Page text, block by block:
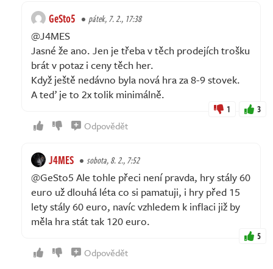
GeSto5 pátek, 7. 2., 17:38
@J4MES
Jasné že ano. Jen je třeba v těch prodejích trošku
brát v potaz i ceny těch her.
Když ještě nedávno byla nová hra za 8-9 stovek.
A teď je to 2x tolik minimálně.
1 3
Odpovědět
J4MES sobota, 8. 2., 7:52
@GeSto5 Ale tohle přeci není pravda, hry stály 60
euro už dlouhá léta co si pamatuji, i hry před 15
lety stály 60 euro, navíc vzhledem k inflaci již by
měla hra stát tak 120 euro.
5
Odpovědět